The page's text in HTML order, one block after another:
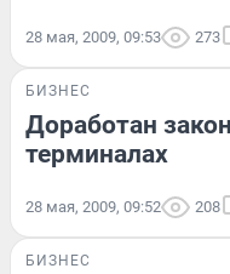
28 мая, 2009, 09:53 273
БИЗНЕС
Доработан
терминалах
28 мая, 2009, 09:52 208
БИЗНЕС